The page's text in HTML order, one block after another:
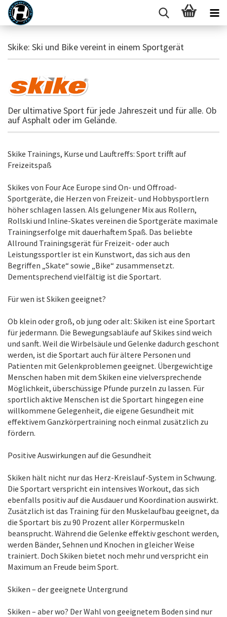
Skike: Ski und Bike vereint in einem Sportgerät
Der ultimative Sport für jede Jahreszeit und für alle. Ob
auf Asphalt oder im Gelände.
Skike Trainings, Kurse und Lauftreffs: Sport trifft auf
Freizeitspaß
Skikes von Four Ace Europe sind On- und Offroad-
Sportgeräte, die Herzen von Freizeit- und Hobbysportlern
höher schlagen lassen. Als gelungener Mix aus Rollern,
Rollski und Inline-Skates vereinen die Sportgeräte maximale
Trainingserfolge mit dauerhaftem Spaß. Das beliebte
Allround Trainingsgerät für Freizeit- oder auch
Leistungssportler ist ein Kunstwort, das sich aus den
Begriffen „Skate“ sowie „Bike“ zusammensetzt.
Dementsprechend vielfältig ist die Sportart.
Für wen ist Skiken geeignet?
Ob klein oder groß, ob jung oder alt: Skiken ist eine Sportart
für jedermann. Die Bewegungsabläufe auf Skikes sind weich
und sanft. Weil die Wirbelsäule und Gelenke dadurch geschont
werden, ist die Sportart auch für ältere Personen und
Patienten mit Gelenkproblemen geeignet. Übergewichtige
Menschen haben mit dem Skiken eine vielversprechende
Möglichkeit, überschüssige Pfunde purzeln zu lassen. Für
sportlich aktive Menschen ist die Sportart hingegen eine
willkommene Gelegenheit, die eigene Gesundheit mit
effektivem Ganzkörpertraining noch einmal zusätzlich zu
fördern.
Positive Auswirkungen auf die Gesundheit
Skiken hält nicht nur das Herz-Kreislauf-System in Schwung.
Die Sportart verspricht ein intensives Workout, das sich
ebenfalls positiv auf die Ausdauer und Koordination auswirkt.
Zusätzlich ist das Training für den Muskelaufbau geeignet, da
die Sportart bis zu 90 Prozent aller Körpermuskeln
beansprucht. Während die Gelenke effektiv geschont werden,
werden Bänder, Sehnen und Knochen in gleicher Weise
trainiert. Doch Skiken bietet noch mehr und verspricht ein
Maximum an Freude beim Sport.
Skiken – der geeignete Untergrund
Skiken – aber wo? Der Wahl von geeignetem Boden sind nur